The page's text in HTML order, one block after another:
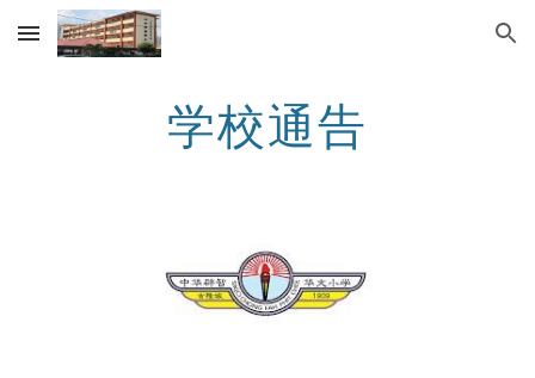
Skip to main content Skip to navigation
学校通告